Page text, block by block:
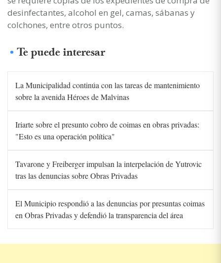
desinfectantes, alcohol en gel, camas, sábanas y
colchones, entre otros puntos.
Te puede interesar
La Municipalidad continúa con las tareas de mantenimiento
sobre la avenida Héroes de Malvinas
Iriarte sobre el presunto cobro de coimas en obras privadas:
"Esto es una operación política"
Tavarone y Freiberger impulsan la interpelación de Yutrovic
tras las denuncias sobre Obras Privadas
El Municipio respondió a las denuncias por presuntas coimas
en Obras Privadas y defendió la transparencia del área